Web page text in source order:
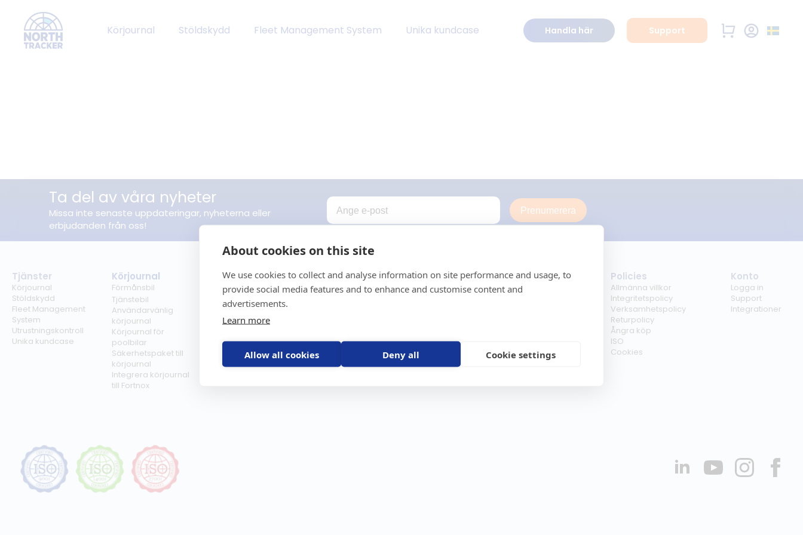
About cookies on this site
We use cookies to collect and analyse information on site performance and usage, to
provide social media features and to enhance and customise content and
advertisements.
Learn more
Allow all cookies Deny all Cookie settings
Körjournal Stöldskydd Fleet Management System Unika kundcase Handla här Support
Ta del av våra nyheter
Missa inte senaste uppdateringar, nyheterna eller
erbjudanden från oss!
Prenumerera
Tjänster
Körjournal
Stöldskydd
Fleet Management
System
Utrustningskontroll
Unika kundcase
Körjournal
Förmånsbil
Tjänstebil
Användarvänlig
körjournal
Körjournal för
poolbilar
Säkerhetspaket till
körjournal
Integrera körjournal
till Fortnox
Regelverk
Milersättning
Regler för tjänstebil
Regler för
förmånsbil
GPS-trackers
Scout 2.0
Stöldskydd
Båt
Åkgräsklippare
Moped
Vattenskoter
Företag
Om oss
Policies
Allmänna villkor
Integritetspolicy
Verksamhetspolicy
Returpolicy
Ångra köp
ISO
Cookies
Konto
Logga in
Support
Integrationer